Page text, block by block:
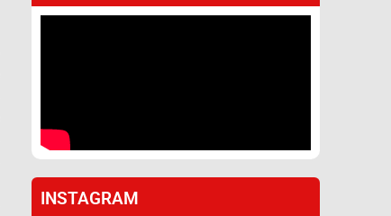
INSTAGRAM